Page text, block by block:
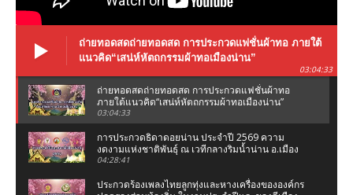
ถ่ายทอดสดถ่ายทอดสด การประกวดแฟชั่นผ้าทอ ภายใต้
แนวคิด“เสน่ห์หัตถกรรมผ้าทอเมืองน่าน”
03:04:33
ถ่ายทอดสดถ่ายทอดสด การประกวดแฟชั่นผ้าทอ
ภายใต้แนวคิด“เสน่ห์หัตถกรรมผ้าทอเมืองน่าน”
03:04:33
การประกวดธิดาดอยน่าน ประจำปี 2569 ความ
งดงามแห่งชาติพันธุ์ ณ เวทีกลางริมน้ำน่าน อ.เมือง
น่าน จ.น่าน
04:28:41
ประกวดร้องเพลงไทยลูกทุ่งและหางเครื่องขององค์กร